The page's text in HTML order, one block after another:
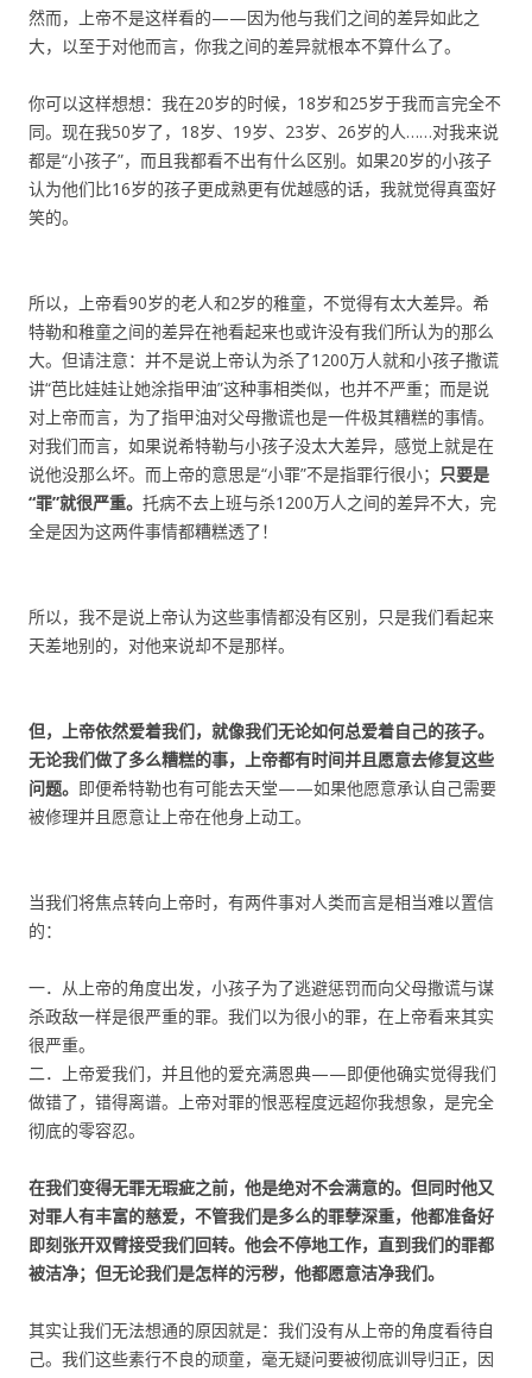
然而，上帝不是这样看的——因为他与我们之间的差异如此之
大，以至于对他而言，你我之间的差异就根本不算什么了。
你可以这样想想：我在20岁的时候，18岁和25岁于我而言完全不
同。现在我50岁了，18岁、19岁、23岁、26岁的人……对我来说
都是“小孩子”，而且我都看不出有什么区别。如果20岁的小孩子
认为他们比16岁的孩子更成熟更有优越感的话，我就觉得真蛮好
笑的。
所以，上帝看90岁的老人和2岁的稚童，不觉得有太大差异。希
特勒和稚童之间的差异在祂看起来也或许没有我们所认为的那么
大。但请注意：并不是说上帝认为杀了1200万人就和小孩子撒谎
讲“芭比娃娃让她涂指甲油”这种事相类似，也并不严重；而是说
对上帝而言，为了指甲油对父母撒谎也是一件极其糟糕的事情。
对我们而言，如果说希特勒与小孩子没太大差异，感觉上就是在
说他没那么坏。而上帝的意思是“小罪”不是指罪行很小； 只要是
“罪”就很严重。 托病不去上班与杀1200万人之间的差异不大，完
全是因为这两件事情都糟糕透了！
所以，我不是说上帝认为这些事情都没有区别，只是我们看起来
天差地别的，对他来说却不是那样。
但，上帝依然爱着我们，就像我们无论如何总爱着自己的孩子。
无论我们做了多么糟糕的事，上帝都有时间并且愿意去修复这些
问题。 即便希特勒也有可能去天堂——如果他愿意承认自己需要
被修理并且愿意让上帝在他身上动工。
当我们将焦点转向上帝时，有两件事对人类而言是相当难以置信
的：
一．从上帝的角度出发，小孩子为了逃避惩罚而向父母撒谎与谋
杀政敌一样是很严重的罪。我们以为很小的罪，在上帝看来其实
很严重。
二．上帝爱我们，并且他的爱充满恩典——即便他确实觉得我们
做错了，错得离谱。上帝对罪的恨恶程度远超你我想象，是完全
彻底的零容忍。
在我们变得无罪无瑕疵之前，他是绝对不会满意的。但同时他又
对罪人有丰富的慈爱，不管我们是多么的罪孽深重，他都准备好
即刻张开双臂接受我们回转。他会不停地工作，直到我们的罪都
被洁净；但无论我们是怎样的污秽，他都愿意洁净我们。
其实让我们无法想通的原因就是：我们没有从上帝的角度看待自
己。我们这些素行不良的顽童，毫无疑问要被彻底训导归正，因